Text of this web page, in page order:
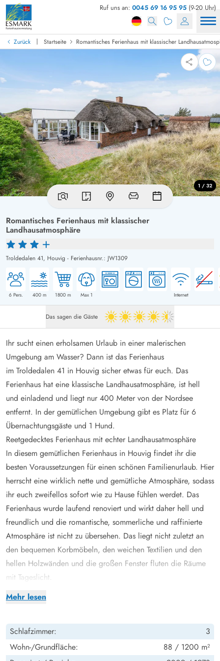
Ruf uns an: 0045 69 16 95 95 (9-20 Uhr)
Zurück | Startseite Romantisches Ferienhaus mit klassischer
Romantisches Ferienhaus mit klassischer
Landhausatmosphäre
Troldedalen 41, Houvig - Ferienhausnr.: JW1309
6Pers. 400m 1800m Max 1 Internet
1 / 32
Das sagen die Gäste 4.5 von 5
Mehr lesen
Ihr sucht einen erholsamen Urlaub in einer malerischen
Umgebung am Wasser? Dann ist das Ferienhaus
im Troldedalen 41 in Houvig sicher etwas für euch. Das
Ferienhaus hat eine klassische Landhausatmosphäre, ist hell
und einladend und liegt nur 400 Meter von der Nordsee
entfernt. In der gemütlichen Umgebung gibt es Platz für 6
Übernachtungsgäste und 1 Hund.
Reetgedecktes Ferienhaus mit echter Landhausatmosphäre
In diesem gemütlichen Ferienhaus in Houvig findet ihr die
besten Voraussetzungen für einen schönen Familienurlaub. Hier
herrscht eine wirklich nette und gemütliche Atmosphäre, sodass
ihr euch zweifellos sofort wie zu Hause fühlen werdet. Das
Ferienhaus wurde laufend renoviert und wirkt daher hell und
freundlich und die romantische, sommerliche und raffinierte
Atmosphäre ist nicht zu übersehen. Das liegt nicht zuletzt an
den bequemen Korbmöbeln, den weichen Textilien und den
hellen Holzwänden und die großen Fenster fluten die Räume
mit Tageslicht.
Das gemütliche Wohnzimmer ist mit der Küche kombiniert und
es auch einen warmen Holzofen, der mit seinem
entspannenden Knistern die gemütliche Atmosphäre noch
Schlafzimmer:
3
Wohn-/Grundfläche:
88 / 1200 m²